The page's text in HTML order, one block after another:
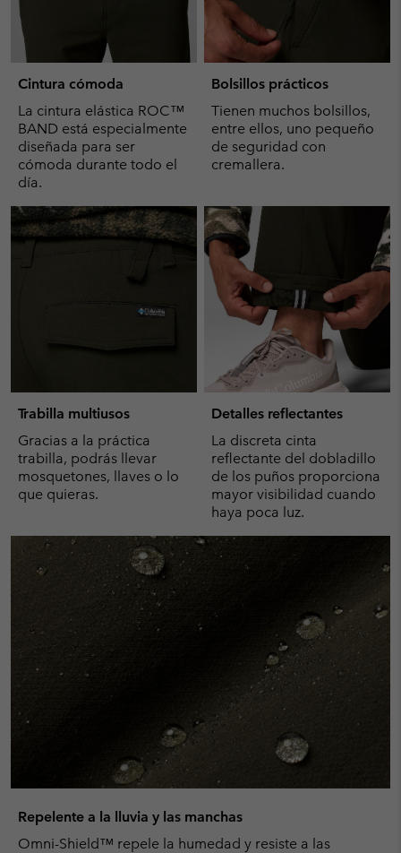
Cintura cómoda
La cintura elástica ROC™
BAND está especialmente
diseñada para ser
cómoda durante todo el
día.
Bolsillos prácticos
Tienen muchos bolsillos,
entre ellos, uno pequeño
de seguridad con
cremallera.
Trabilla multiusos
Gracias a la práctica
trabilla, podrás llevar
mosquetones, llaves o lo
que quieras.
Detalles reflectantes
La discreta cinta
reflectante del dobladillo
de los puños proporciona
mayor visibilidad cuando
haya poca luz.
Repelente a la lluvia y las manchas
Omni-Shield™ repele la humedad y resiste a las